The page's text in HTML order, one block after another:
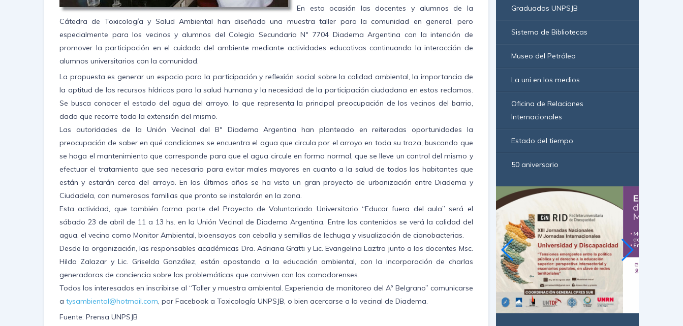
En esta ocasión las docentes y alumnos de la
Cátedra de Toxicología y Salud Ambiental han diseñado una muestra taller para la comunidad en general, pero
especialmente para los vecinos y alumnos del Colegio Secundario Nº 7704 Diadema Argentina con la intención de
promover la participación en el cuidado del ambiente mediante actividades educativas continuando la interacción de
alumnos universitarios con la comunidad.
La propuesta es generar un espacio para la participación y reflexión social sobre la calidad ambiental, la importancia de
la aptitud de los recursos hídricos para la salud humana y la necesidad de la participación ciudadana en estos reclamos.
Se busca conocer el estado del agua del arroyo, lo que representa la principal preocupación de los vecinos del barrio,
dado que recorre toda la extensión del mismo.
Las autoridades de la Unión Vecinal del Bº Diadema Argentina han planteado en reiteradas oportunidades la
preocupación de saber en qué condiciones se encuentra el agua que circula por el arroyo en toda su traza, buscando que
se haga el mantenimiento que corresponde para que el agua circule en forma normal, que se lleve un control del mismo y
efectuar el tratamiento que sea necesario para evitar males mayores en cuanto a la salud de todos los habitantes que
están y estarán cerca del arroyo. En los últimos años se ha visto un gran proyecto de urbanización entre Diadema y
Ciudadela, con numerosas familias que pronto se instalarán en la zona.
Esta actividad, que también forma parte del Proyecto de Voluntariado Universitario “Educar fuera del aula” será el
sábado 23 de abril de 11 a 13 hs. en la Unión Vecinal de Diadema Argentina. Entre los contenidos se verá la calidad del
agua, el vecino como Monitor Ambiental, bioensayos con cebolla y semillas de lechuga y visualización de cianobacterias.
Desde la organización, las responsables académicas Dra. Adriana Gratti y Lic. Evangelina Laztra junto a las docentes Msc.
Hilda Zalazar y Lic. Griselda González, están apostando a la educación ambiental, con la incorporación de charlas
generadoras de conciencia sobre las problemáticas que conviven con los comodorenses.
Todos los interesados en inscribirse al “Taller y muestra ambiental. Experiencia de monitoreo del Aº Belgrano” comunicarse
a tysambiental@hotmail.com, por Facebook a Toxicología UNPSJB, o bien acercarse a la vecinal de Diadema.
Fuente: Prensa UNPSJB
Graduados UNPSJB
Sistema de Bibliotecas
Museo del Petróleo
La uni en los medios
Oficina de Relaciones
Internacionales
Estado del tiempo
50 aniversario